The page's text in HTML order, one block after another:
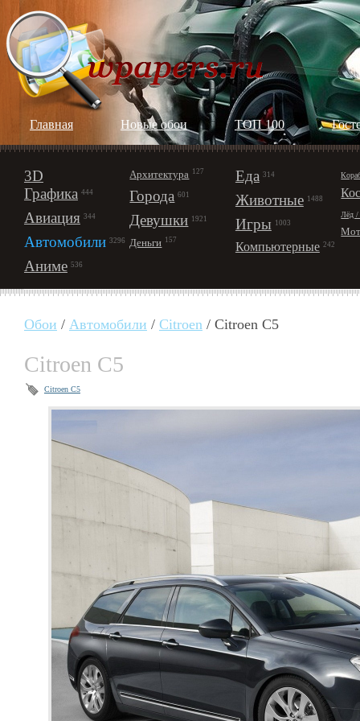
Главная Новые обои ТОП 100
3D
Графика 444
Авиация 344
Автомобили 3296
Аниме 536
Архитектура 127
Города 601
Девушки 1921
Деньги 157
Еда 314
Животные 1488
Игры 1003
Компьютерные 242
Лёд
Обои / Автомобили / Citroen / Citroen C5
Citroen C5
Citroen C5